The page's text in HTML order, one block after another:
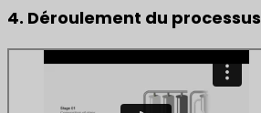
4. Déroulement du processus